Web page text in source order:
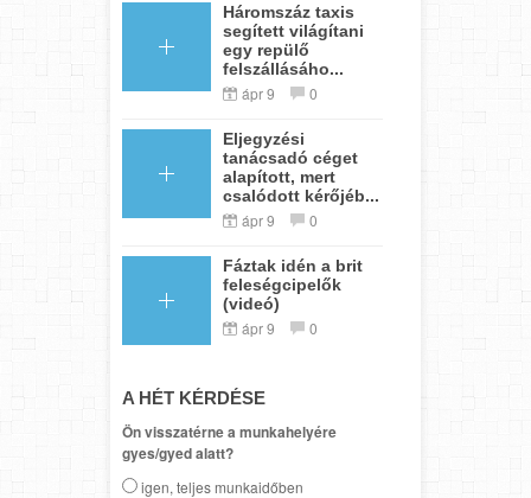
Háromszáz taxis
segített világítani
egy repülő
felszállásáho...
ápr 9 0
Eljegyzési
tanácsadó céget
alapított, mert
csalódott kérőjéb...
ápr 9 0
Fáztak idén a brit
feleségcipelők
(videó)
ápr 9 0
A HÉT KÉRDÉSE
Ön visszatérne a munkahelyére
gyes/gyed alatt?
igen, teljes munkaidőben